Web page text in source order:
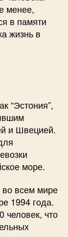
менее,
в памяти
жизнь в
“Эстония”,
и Швецией.
море.
во всем мире
1994 года.
человек, что